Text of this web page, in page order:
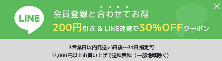
3営業日以内発送>5日後〜31日指定可
13,000円以上お買い上げで送料無料（一部地域除く）
CLOSE